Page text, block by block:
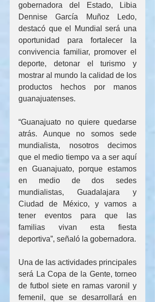
gobernadora del Estado, Libia
Dennise García Muñoz Ledo,
destacó que el Mundial será una
oportunidad para fortalecer la
convivencia familiar, promover el
deporte, detonar el turismo y
mostrar al mundo la calidad de los
productos hechos por manos
guanajuatenses.
“Guanajuato no quiere quedarse
atrás. Aunque no somos sede
mundialista, nosotros decimos
que el medio tiempo va a ser aquí
en Guanajuato, porque estamos
en medio de dos sedes
mundialistas, Guadalajara y
Ciudad de México, y vamos a
tener eventos para que las
familias vivan esta fiesta
deportiva”, señaló la gobernadora.
Una de las actividades principales
será La Copa de la Gente, torneo
de futbol siete en ramas varonil y
femenil, que se desarrollará en